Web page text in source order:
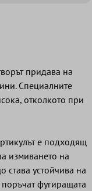
придава на
Специалните
отколкото при
е подходящ
измиването на
става устойчива на
фугиращата